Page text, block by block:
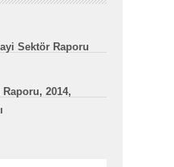
Sektör Raporu
2014,